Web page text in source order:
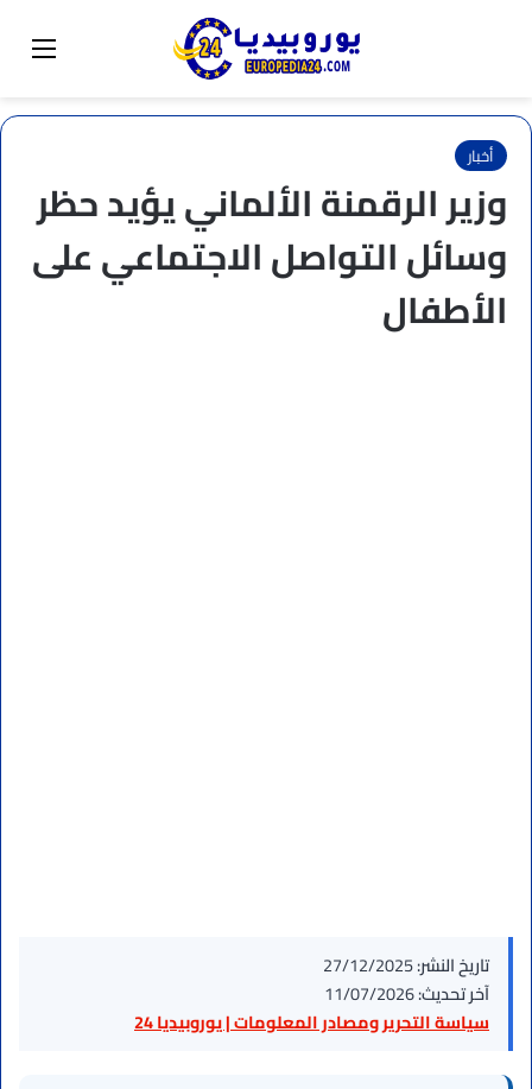
تبديل المظهر
أخبار
وزير الرقمنة الألماني يؤيد حظر
وسائل التواصل الاجتماعي على
الأطفال
تاريخ النشر:27/12/2025
آخر تحديث:11/07/2026
سياسة التحرير ومصادر المعلومات | يوروبيديا 24